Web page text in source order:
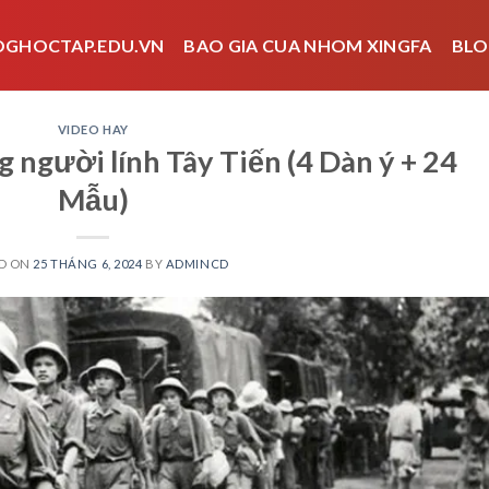
BAO GIA CUA NHOM XINGFA
VIDEO HAY
người lính Tây Tiến (4 Dàn ý + 24
Mẫu)
ON 25 THÁNG 6, 2024 BY ADMINCD